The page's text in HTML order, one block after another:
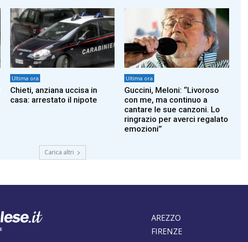
Ultima ora
Chieti, anziana uccisa in
casa: arrestato il nipote
Ultima ora
Guccini, Meloni: “Livoroso
con me, ma continuo a
cantare le sue canzoni. Lo
ringrazio per averci regalato
emozioni”
Carica altri
AREZZO
FIRENZE